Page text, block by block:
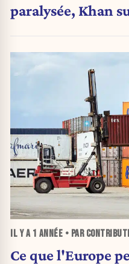
paralysée, Khan
IL Y A 1 ANNÉE • PAR
Ce que l'Europe